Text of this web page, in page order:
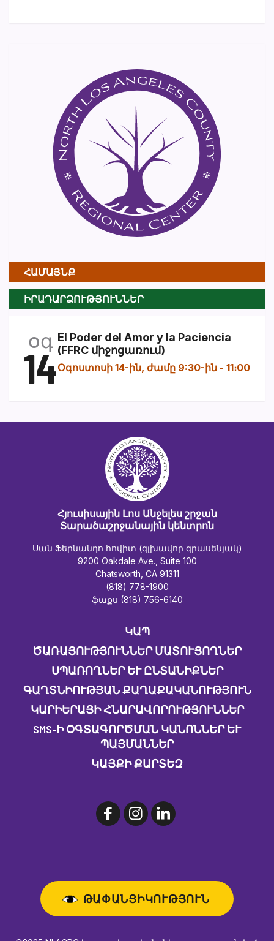
ՀԱՄԱՅՆՔ
ԻՐԱԴԱՐՁՈՒԹՅՈՒՆՆԵՐ
օգ
14
El Poder del Amor y la Paciencia
(FFRC միջոցառում)
Օգոստոսի 14-ին, ժամը 9:30-ին - 11։00
Հյուսիսային Լոս Անջելես շրջան
Տարածաշրջանային կենտրոն
Սան Ֆերնանդո հովիտ (գլխավոր գրասենյակ)
9200 Oakdale Ave., Suite 100
Chatsworth, CA 91311
(818) 778-1900
ֆաքս (818) 756-6140
ԿԱՊ
ԾԱՌԱՅՈՒԹՅՈՒՆՆԵՐ ՄԱՏՈՒՑՈՂՆԵՐ
ՍՊԱՌՈՂՆԵՐ ԵՒ ԸՆՏԱՆԻՔՆԵՐ
ԳԱՂՏՆԻՈՒԹՅԱՆ ՔԱՂԱՔԱԿԱՆՈՒԹՅՈՒՆ
ԿԱՐԻԵՐԱՅԻ ՀՆԱՐԱՎՈՐՈՒԹՅՈՒՆՆԵՐ
SMS-Ի ՕԳՏԱԳՈՐԾՄԱՆ ԿԱՆՈՆՆԵՐ ԵՒ Պ
ԱՅՄԱՆՆԵՐ
ԿԱՅՔԻ ՔԱՐՏԵԶ
ԹԱՓԱՆՑԻԿՈՒԹՅՈՒՆ